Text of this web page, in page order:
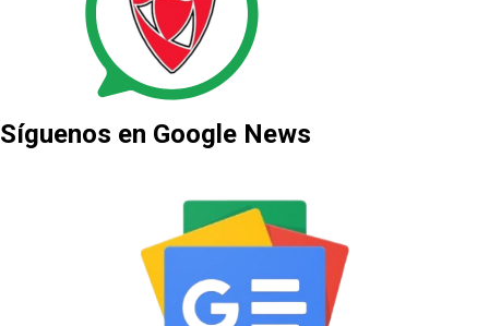
Síguenos en Google News